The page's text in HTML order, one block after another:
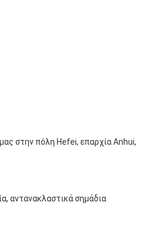
στην πόλη Hefei, επαρχία Anhui,
αντανακλαστικά σημάδια